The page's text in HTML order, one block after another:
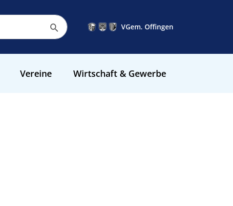
VGem. Offingen
Vereine Wirtschaft & Gewerbe